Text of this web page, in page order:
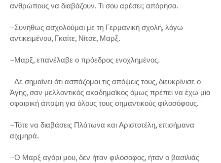
ανθρώπους να διαβάζουν. Τι σου αρέσει; απόρησα.
–Συνήθως ασχολούμαι με τη Γερμανική σχολή, λόγω
αντικειμένου, Γκαίτε, Νίτσε, Μαρξ.
–Μαρξ, επανέλαβε ο πρόεδρος ενοχλημένος.
–Δε σημαίνει ότι ασπάζομαι τις απόψεις τους, διευκρίνισε ο
Άγης, σαν μελλοντικός ακαδημαϊκός όμως πρέπει να έχω μια
σφαιρική άποψη για όλους τους σημαντικούς φιλοσόφους.
–Τότε να διαβάσεις Πλάτωνα και Αριστοτέλη, επισήμανα
αιχμηρά.
–Ο Μαρξ αγόρι μου, δεν ήταν φιλόσοφος, ήταν ο βασιλιάς